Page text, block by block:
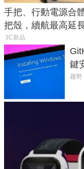
手把、行動電源合
把殼，續航最高延
3C新品
鍵
體
趨勢